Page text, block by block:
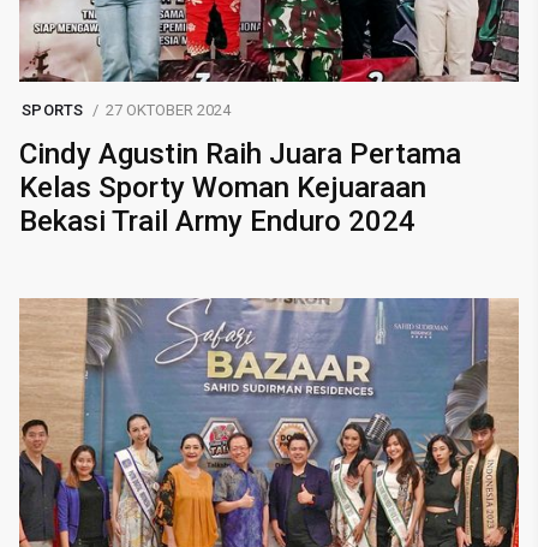
SPORTS 27 OKTOBER 2024
Cindy Agustin Raih Juara Pertama
Kelas Sporty Woman Kejuaraan
Bekasi Trail Army Enduro 2024